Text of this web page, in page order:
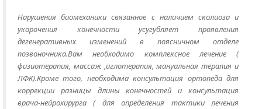
Нарушения биомеханики связанное с наличием сколиоза и
укорочения конечности усугубляет проявления
дегенеративных изменений в поясничном отделе
позвоночника.Вам необходимо комплексное лечение (
физиотерапия, массаж ,иглотерапия, мануальная терапия и
ЛФК).Кроме того, необходима консультация ортопеда для
коррекции разницы длины конечностей и консультация
врача-нейрохирурга ( для определения тактики лечения